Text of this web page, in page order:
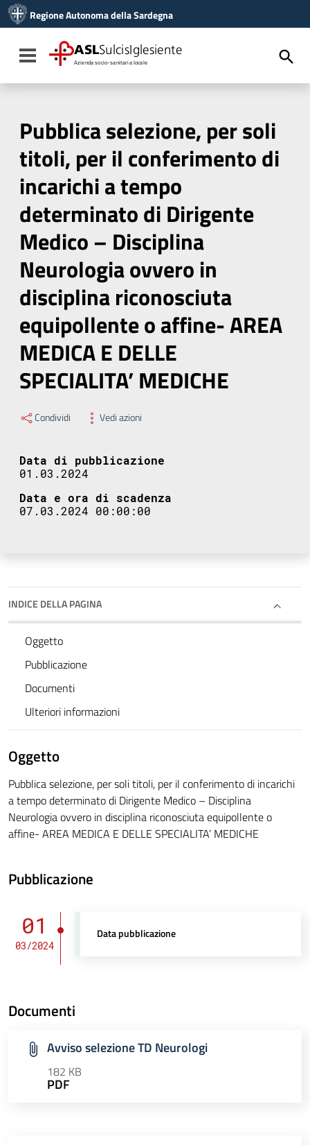
Vai al menu di navigazione
Vai al footer
Regione Autonoma della Sardegna
Toggle navigation
ASLSulcisIglesiente
Azienda socio-sanitaria locale
Pubblica selezione, per soli
titoli, per il conferimento di
incarichi a tempo
determinato di Dirigente
Medico – Disciplina
Neurologia ovvero in
disciplina riconosciuta
equipollente o affine- AREA
MEDICA E DELLE
SPECIALITA’ MEDICHE
Condividi Vedi azioni
Data di pubblicazione
01.03.2024
Data e ora di scadenza
07.03.2024 00:00:00
INDICE DELLA PAGINA
Oggetto
Pubblicazione
Documenti
Ulteriori informazioni
Oggetto
Pubblica selezione, per soli titoli, per il conferimento di incarichi
a tempo determinato di Dirigente Medico – Disciplina
Neurologia ovvero in disciplina riconosciuta equipollente o
affine- AREA MEDICA E DELLE SPECIALITA’ MEDICHE
Pubblicazione
01
03/2024
Data pubblicazione
Documenti
Avviso selezione TD Neurologi
182 KB
PDF